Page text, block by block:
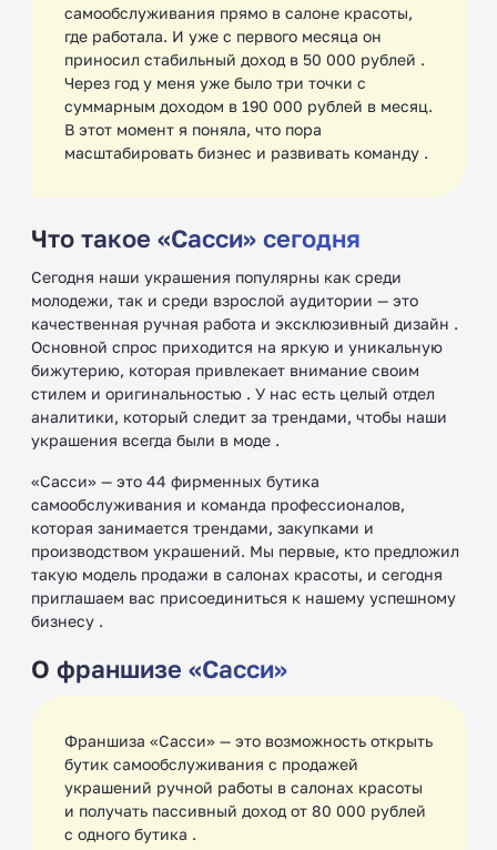
самообслуживания прямо в салоне красоты,
где работала. И уже с первого месяца он
приносил стабильный доход в 50 000 рублей .
Через год у меня уже было три точки с
суммарным доходом в 190 000 рублей в месяц.
В этот момент я поняла, что пора
масштабировать бизнес и развивать команду .
Что такое «Сасси» сегодня
Сегодня наши украшения популярны как среди
молодежи, так и среди взрослой аудитории — это
качественная ручная работа и эксклюзивный дизайн .
Основной спрос приходится на яркую и уникальную
бижутерию, которая привлекает внимание своим
стилем и оригинальностью . У нас есть целый отдел
аналитики, который следит за трендами, чтобы наши
украшения всегда были в моде .
«Сасси» — это 44 фирменных бутика
самообслуживания и команда профессионалов,
которая занимается трендами, закупками и
производством украшений. Мы первые, кто предложил
такую модель продажи в салонах красоты, и сегодня
приглашаем вас присоединиться к нашему успешному
бизнесу .
О франшизе «Сасси»
Франшиза «Сасси» — это возможность открыть
бутик самообслуживания с продажей
украшений ручной работы в салонах красоты
и получать пассивный доход от 80 000 рублей
с одного бутика .